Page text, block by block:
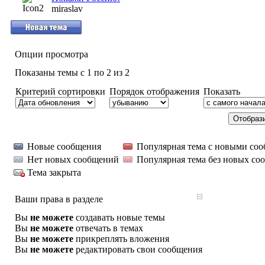
miraslav
Опции просмотра
Показаны темы с 1 по 2 из 2
Критерий сортировки Порядок отображения Показать
Новые сообщения
Популярная тема с новыми
Нет новых сообщений
Популярная тема без новых
Тема закрыта
Ваши права в разделе
Вы не можете создавать новые темы
Вы не можете отвечать в темах
Вы не можете прикреплять вложения
Вы не можете редактировать свои сообщения